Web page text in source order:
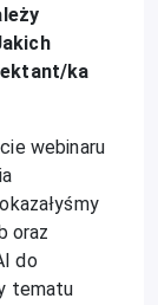
ka
webinaru
oraz
do
tematu